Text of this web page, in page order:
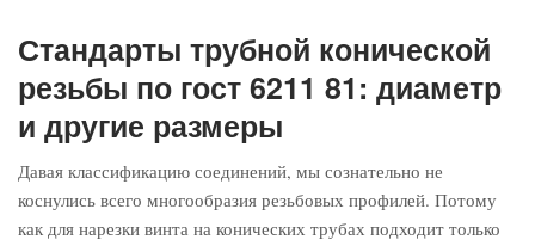
Стандарты трубной конической
резьбы по гост 6211 81: диаметр
и другие размеры
Давая классификацию соединений, мы сознательно не
коснулись всего многообразия резьбовых профилей. Потому
как для нарезки винта на конических трубах подходит только